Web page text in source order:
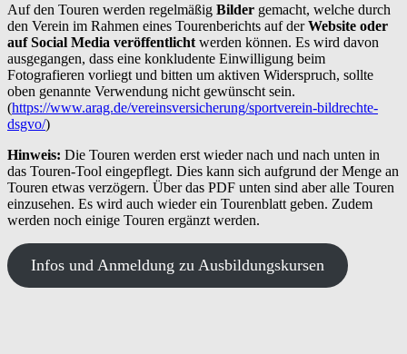
Auf den Touren werden regelmäßig Bilder gemacht, welche durch
den Verein im Rahmen eines Tourenberichts auf derWebsite oder
auf Social Media veröffentlicht werden können. Es wird davon
ausgegangen, dass eine konkludente Einwilligung beim
Fotografieren vorliegt und bitten um aktiven Widerspruch, sollte
oben genannte Verwendung nicht gewünscht sein.
(https://www.arag.de/vereinsversicherung/sportverein-bildrechte-
dsgvo/)
Hinweis: Die Touren werden erst wieder nach und nach unten in
das Touren-Tool eingepflegt. Dies kann sich aufgrund der Menge an
Touren etwas verzögern. Über das PDF unten sind aber alle Touren
einzusehen. Es wird auch wieder ein Tourenblatt geben. Zudem
werden noch einige Touren ergänzt werden.
Infos und Anmeldung zu Ausbildungskursen